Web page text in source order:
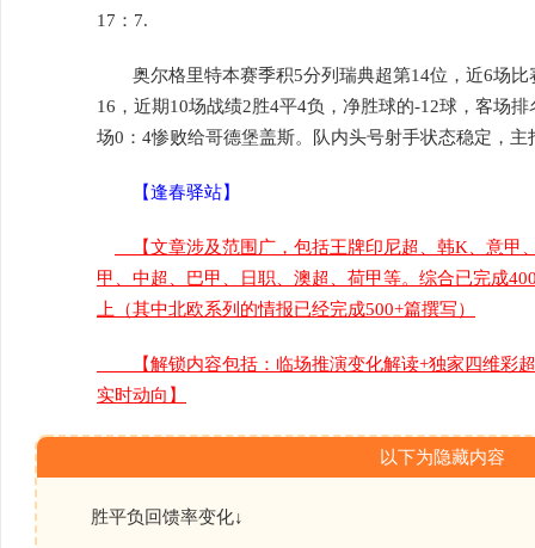
17：7.
奥尔格里特本赛季积5分列瑞典超第14位，近6场比
16，近期10场战绩2胜4平4负，净胜球的-12球，客场
场0：4惨败给哥德堡盖斯。队内头号射手状态稳定，
【逢春驿站】
【文章涉及范围广，包括王牌印尼超、韩K、意甲
甲、中超、巴甲、日职、澳超、荷甲等。综合已完成
上（其中北欧系列的情报已经完成500+篇撰写）
【解锁内容包括：临场推演变化解读+独家四维彩超
实时动向】
以下为隐藏内容
胜平负回馈率变化↓